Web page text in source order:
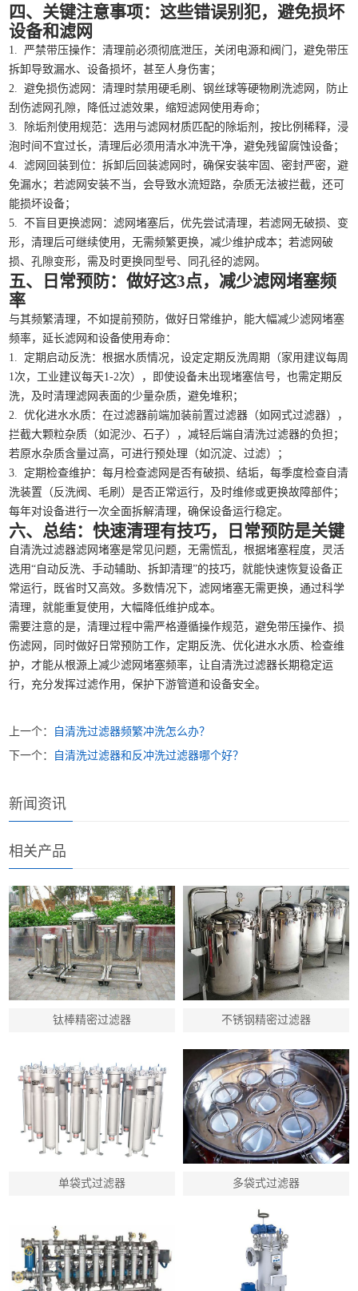
四、关键注意事项：这些错误别犯，避免损坏
设备和滤网
1. 严禁带压操作：清理前必须彻底泄压，关闭电源和阀门，避免带压
拆卸导致漏水、设备损坏，甚至人身伤害；
2. 避免损伤滤网：清理时禁用硬毛刷、钢丝球等硬物刷洗滤网，防止
刮伤滤网孔隙，降低过滤效果，缩短滤网使用寿命；
3. 除垢剂使用规范：选用与滤网材质匹配的除垢剂，按比例稀释，浸
泡时间不宜过长，清理后必须用清水冲洗干净，避免残留腐蚀设备；
4. 滤网回装到位：拆卸后回装滤网时，确保安装牢固、密封严密，避
免漏水；若滤网安装不当，会导致水流短路，杂质无法被拦截，还可
能损坏设备；
5. 不盲目更换滤网：滤网堵塞后，优先尝试清理，若滤网无破损、变
形，清理后可继续使用，无需频繁更换，减少维护成本；若滤网破
损、孔隙变形，需及时更换同型号、同孔径的滤网。
五、日常预防：做好这3点，减少滤网堵塞频
率
与其频繁清理，不如提前预防，做好日常维护，能大幅减少滤网堵塞
频率，延长滤网和设备使用寿命：
1. 定期启动反洗：根据水质情况，设定定期反洗周期（家用建议每周
1次，工业建议每天1-2次），即使设备未出现堵塞信号，也需定期反
洗，及时清理滤网表面的少量杂质，避免堆积；
2. 优化进水水质：在过滤器前端加装前置过滤器（如网式过滤器），
拦截大颗粒杂质（如泥沙、石子），减轻后端自清洗过滤器的负担；
若原水杂质含量过高，可进行预处理（如沉淀、过滤）；
3. 定期检查维护：每月检查滤网是否有破损、结垢，每季度检查自清
洗装置（反洗阀、毛刷）是否正常运行，及时维修或更换故障部件；
每年对设备进行一次全面拆解清理，确保设备运行稳定。
六、总结：快速清理有技巧，日常预防是关键
自清洗过滤器滤网堵塞是常见问题，无需慌乱，根据堵塞程度，灵活
选用“自动反洗、手动辅助、拆卸清理”的技巧，就能快速恢复设备正
常运行，既省时又高效。多数情况下，滤网堵塞无需更换，通过科学
清理，就能重复使用，大幅降低维护成本。
需要注意的是，清理过程中需严格遵循操作规范，避免带压操作、损
伤滤网，同时做好日常预防工作，定期反洗、优化进水水质、检查维
护，才能从根源上减少滤网堵塞频率，让自清洗过滤器长期稳定运
行，充分发挥过滤作用，保护下游管道和设备安全。
上一个：
自清洗过滤器频繁冲洗怎么办？
下一个：
自清洗过滤器和反冲洗过滤器哪个好？
新闻资讯
相关产品
钛棒精密过滤器 不锈钢精密过滤器
单袋式过滤器 多袋式过滤器